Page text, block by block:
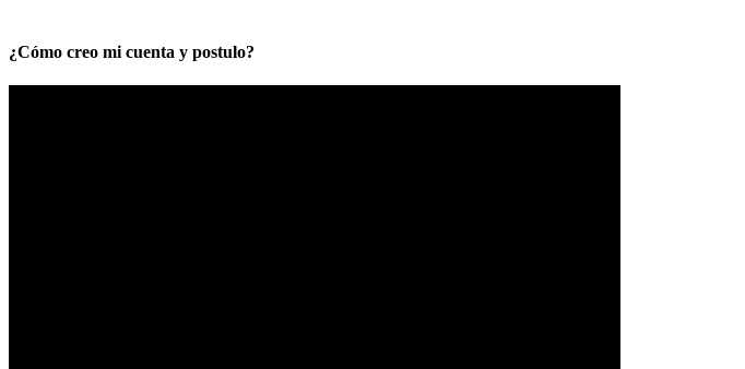
¿Cómo creo mi cuenta y postulo?